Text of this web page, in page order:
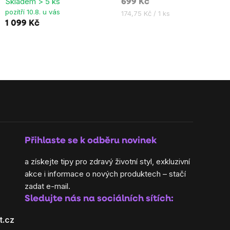
pozítří 10.8. u vás
1 099 Kč
5,0
z
Měrná
174,75 Kč / 1 ks
Přihlaste se k odběru novinek
a získejte tipy pro zdravý životní styl, exkluzivní
akce i informace o nových produktech – stačí
zadat e-mail.
Sledujte nás na sociálních sítích: